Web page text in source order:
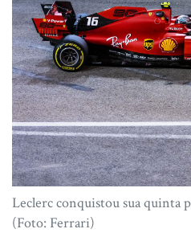
Leclerc conquistou sua quinta
(Foto: Ferrari)